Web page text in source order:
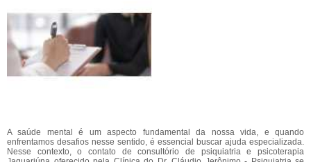
A saúde mental é um aspecto fundamental da nossa vida, e quando
enfrentamos desafios nesse sentido, é essencial buscar ajuda especializada.
Nesse contexto, o contato de consultório de psiquiatria e psicoterapia